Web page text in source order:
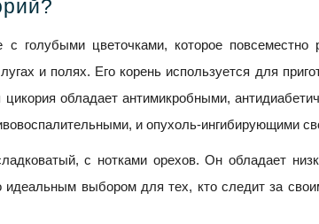
с голубыми цветочками, которое повсеместно
и полях. Его корень используется для
цикория обладает антимикробными,
и опухоль-ингибирующими
с нотками орехов. Он обладает
идеальным выбором для тех, кто следит за